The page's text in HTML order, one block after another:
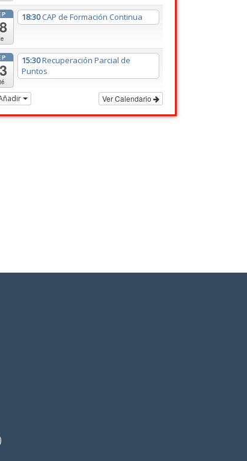
18:30CAP de Formación Continua
15:30Recuperación Parcial de
Puntos
Ver Calendario